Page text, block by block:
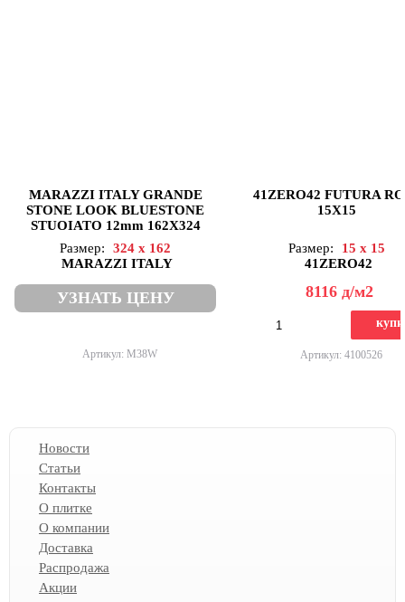
MARAZZI ITALY GRANDE
STONE LOOK BLUESTONE
STUOIATO 12mm 162X324
Размер:
324 x 162
MARAZZI ITALY
УЗНАТЬ ЦЕНУ
Артикул: M38W
41ZERO42 FUTURA
15X15
Размер:
15 x 15
41ZERO42
8116 д/м2
Артикул: 4100526
Новости
Статьи
Контакты
О плитке
О компании
Доставка
Распродажа
Акции